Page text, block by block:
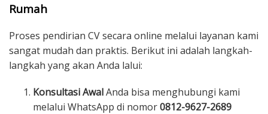
Rumah
Proses pendirian CV secara online melalui layanan kami
sangat mudah dan praktis. Berikut ini adalah langkah-
langkah yang akan Anda lalui:
Konsultasi AwalAnda bisa menghubungi kami
melalui WhatsApp di nomor0812-9627-2689